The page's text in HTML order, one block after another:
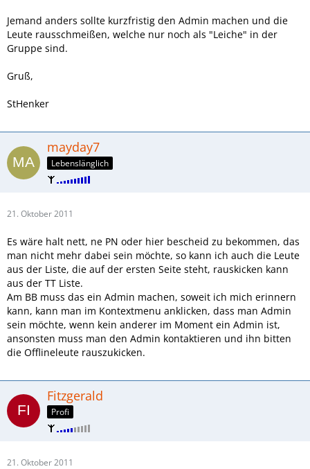
Jemand anders sollte kurzfristig den Admin machen und die
Leute rausschmeißen, welche nur noch als "Leiche" in der
Gruppe sind.
Gruß,
StHenker
mayday7
Lebenslänglich
21. Oktober 2011
Es wäre halt nett, ne PN oder hier bescheid zu bekommen, das
man nicht mehr dabei sein möchte, so kann ich auch die Leute
aus der Liste, die auf der ersten Seite steht, rauskicken kann
aus der TT Liste.
Am BB muss das ein Admin machen, soweit ich mich erinnern
kann, kann man im Kontextmenu anklicken, dass man Admin
sein möchte, wenn kein anderer im Moment ein Admin ist,
ansonsten muss man den Admin kontaktieren und ihn bitten
die Offlineleute rauszukicken.
Fitzgerald
Profi
21. Oktober 2011